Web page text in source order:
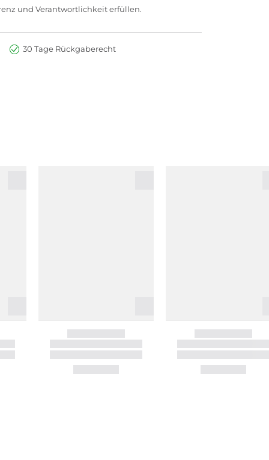
und Verantwortlichkeit erfüllen.
30 Tage Rückgaberecht